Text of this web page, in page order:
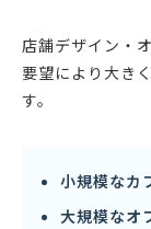
店舗デザイン・
要望により大き
す。
小規模なカ
大規模なオ